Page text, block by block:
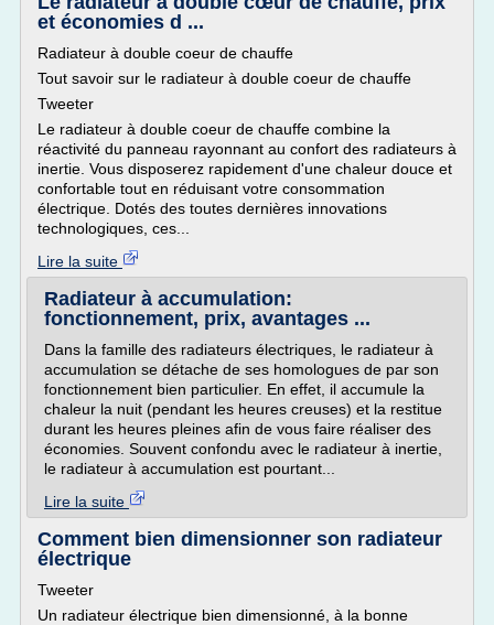
et économies d ...
Radiateur à double coeur de chauffe
Tout savoir sur le radiateur à double coeur de chauffe
Tweeter
Le radiateur à double coeur de chauffe combine la
réactivité du panneau rayonnant au confort des radiateurs à
inertie. Vous disposerez rapidement d'une chaleur douce et
confortable tout en réduisant votre consommation
électrique. Dotés des toutes dernières innovations
technologiques, ces...
Lire la suite
Radiateur à accumulation:
fonctionnement, prix, avantages ...
Dans la famille des radiateurs électriques, le radiateur à
accumulation se détache de ses homologues de par son
fonctionnement bien particulier. En effet, il accumule la
chaleur la nuit (pendant les heures creuses) et la restitue
durant les heures pleines afin de vous faire réaliser des
économies. Souvent confondu avec le radiateur à inertie,
le radiateur à accumulation est pourtant...
Lire la suite
Comment bien dimensionner son radiateur
électrique
Tweeter
Un radiateur électrique bien dimensionné, à la bonne